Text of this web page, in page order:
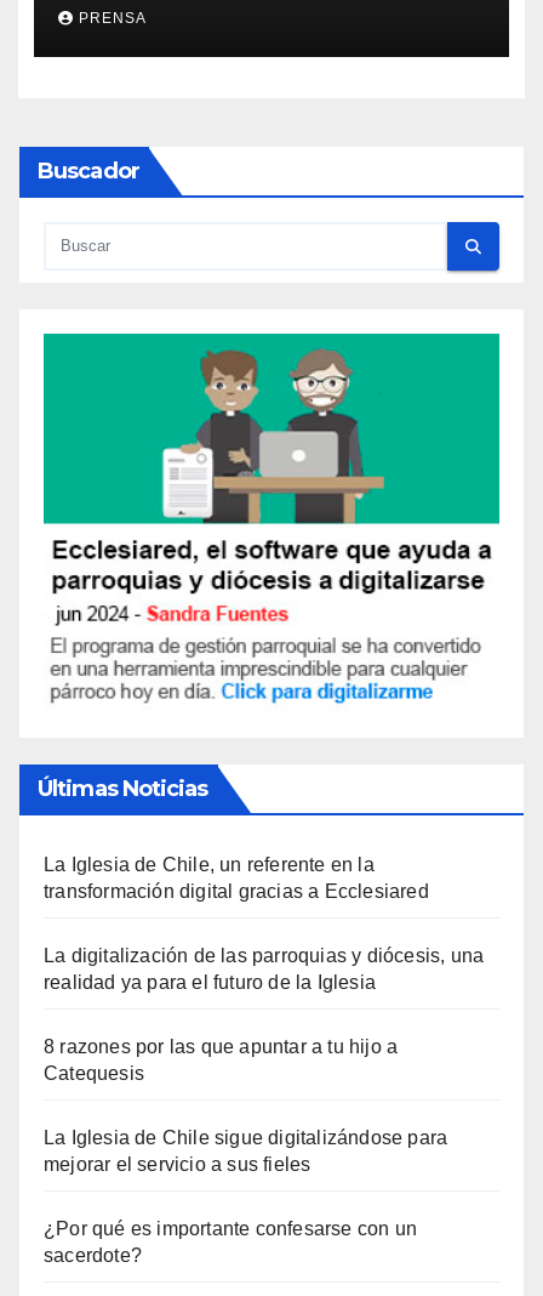
PRENSA
Buscador
Últimas Noticias
La Iglesia de Chile, un referente en la
transformación digital gracias a Ecclesiared
La digitalización de las parroquias y diócesis, una
realidad ya para el futuro de la Iglesia
8 razones por las que apuntar a tu hijo a
Catequesis
La Iglesia de Chile sigue digitalizándose para
mejorar el servicio a sus fieles
¿Por qué es importante confesarse con un
sacerdote?